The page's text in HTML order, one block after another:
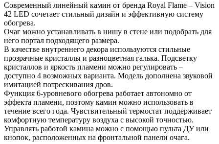
Современный линейный камин от бренда Royal Flame – Vision
42 LED сочетает стильный дизайн и эффективную систему
обогрева.
Очаг можно устанавливать в нишу в стене или подобрать для
него портал подходящего размера.
В качестве внутреннего декора используются стильные
прозрачные кристаллы и разноцветная галька. Подсветку
кристаллов и яркость пламени можно регулировать –
доступно 4 возможных варианта. Модель дополнена звуковой
имитацией потрескивания дров.
Функция 6-уровневого обогрева работает автономно от
эффекта пламени, поэтому камин можно использовать в
течение всего года. Чувствительный термостат поддерживает
комфортную температуру воздуха с высокой точностью.
Управлять работой камина можно с помощью пульта ДУ или
кнопок, расположенных на фронтальной панели очага.